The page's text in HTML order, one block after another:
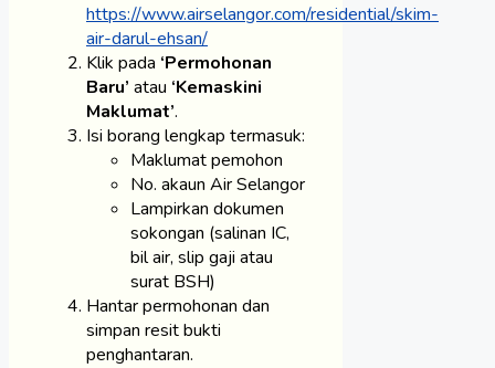
https://www.airselangor.com/residential/skim-
air-darul-ehsan/
Klik pada ‘Permohonan
Baru’ atau ‘Kemaskini
Maklumat’.
Isi borang lengkap termasuk:
Maklumat pemohon
No. akaun Air Selangor
Lampirkan dokumen
sokongan (salinan IC,
bil air, slip gaji atau
surat BSH)
Hantar permohonan dan
simpan resit bukti
penghantaran.